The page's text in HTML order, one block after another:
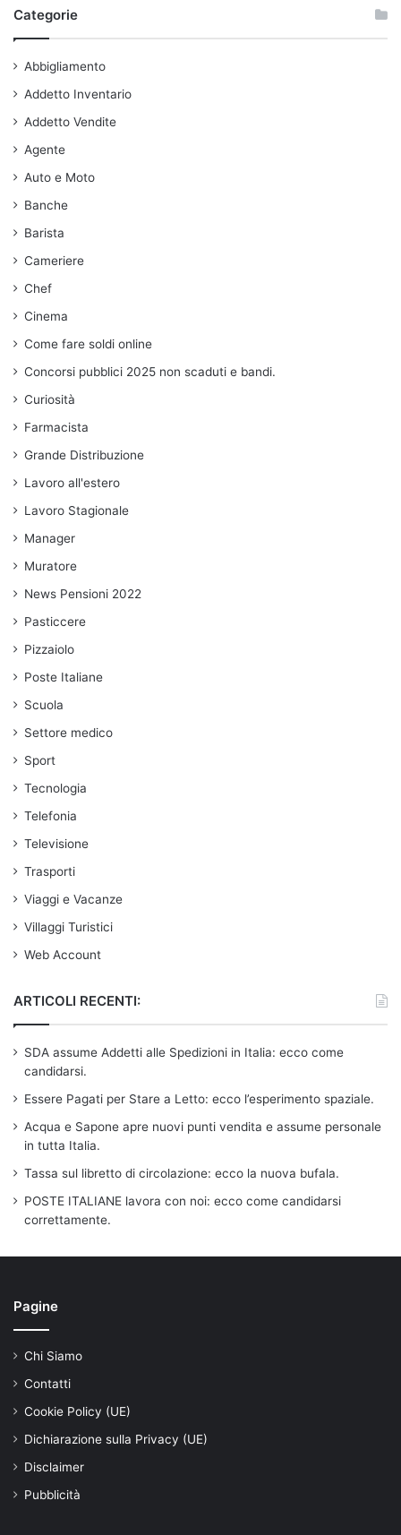
Categorie
Abbigliamento
Addetto Inventario
Addetto Vendite
Agente
Auto e Moto
Banche
Barista
Cameriere
Chef
Cinema
Come fare soldi online
Concorsi pubblici 2025 non scaduti e bandi.
Curiosità
Farmacista
Grande Distribuzione
Lavoro all'estero
Lavoro Stagionale
Manager
Muratore
News Pensioni 2022
Pasticcere
Pizzaiolo
Poste Italiane
Scuola
Settore medico
Sport
Tecnologia
Telefonia
Televisione
Trasporti
Viaggi e Vacanze
Villaggi Turistici
Web Account
ARTICOLI RECENTI:
SDA assume Addetti alle Spedizioni in Italia: ecco come
candidarsi.
Essere Pagati per Stare a Letto: ecco l’esperimento spaziale.
Acqua e Sapone apre nuovi punti vendita e assume personale
in tutta Italia.
Tassa sul libretto di circolazione: ecco la nuova bufala.
POSTE ITALIANE lavora con noi: ecco come candidarsi
correttamente.
Pagine
Chi Siamo
Contatti
Cookie Policy (UE)
Dichiarazione sulla Privacy (UE)
Disclaimer
Pubblicità